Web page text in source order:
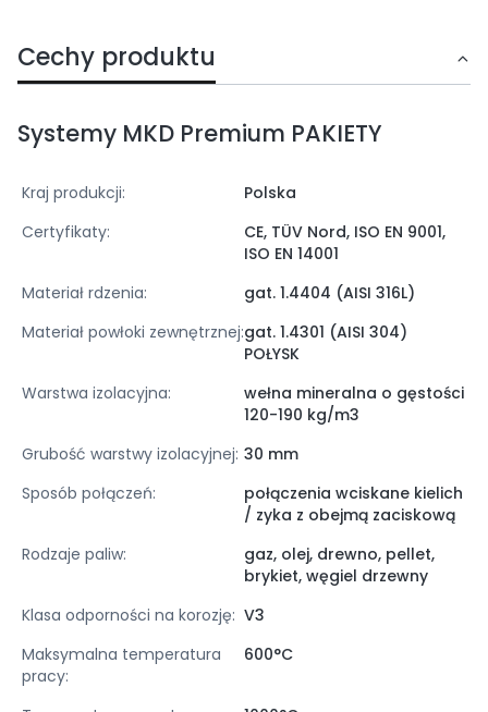
Cechy produktu
Systemy MKD Premium PAKIETY
Kraj produkcji:
Polska
Certyfikaty:
CE, TÜV Nord, ISO EN 9001,
ISO EN 14001
Materiał rdzenia:
gat. 1.4404 (AISI 316L)
Materiał powłoki zewnętrznej:gat. 1.4301 (AISI 304)
POŁYSK
Warstwa izolacyjna:
wełna mineralna o gęstości
120-190 kg/m3
Grubość warstwy izolacyjnej: 30 mm
Sposób połączeń:
połączenia wciskane kielich
/ zyka z obejmą zaciskową
Rodzaje paliw:
gaz, olej, drewno, pellet,
brykiet, węgiel drzewny
Klasa odporności na korozję: V3
Maksymalna temperatura
pracy:
600°C